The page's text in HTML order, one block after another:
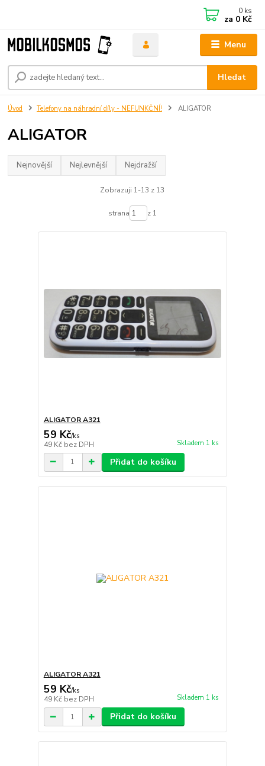
Menu
Hledat
0 ks
za 0 Kč
Úvod Telefony na náhradní díly - NEFUNKČNÍ! ALIGATOR
ALIGATOR
Nejnovější Nejlevnější Nejdražší
Zobrazuji 1-13 z 13
strana z 1
ALIGATOR A321
59 Kč/ks
49 Kč bez DPH Skladem 1 ks
Přidat do košíku
ALIGATOR A321
59 Kč/ks
49 Kč bez DPH Skladem 1 ks
Přidat do košíku